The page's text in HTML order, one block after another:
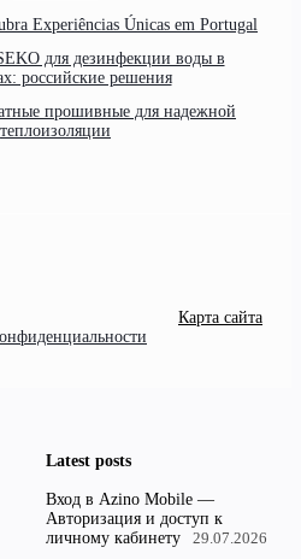
Experiências Únicas em Portugal
для дезинфекции воды в
российские решения
прошивные для надежной
теплоизоляции
Карта сайта
Latest posts
Вход в Azino Mobile —
Авторизация и доступ к
личному кабинету
29.07.2026